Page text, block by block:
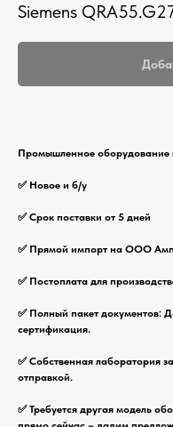
Siemens
Промышленное оборудование
✅ Новое и б/у
✅ Срок поставки от 5 дней
✅ Прямой импорт на ООО
✅ Постоплата для
✅ Полный пакет документов:
сертификация.
✅ Собственная лаборатория
отправкой.
✅ Требуется другая модель